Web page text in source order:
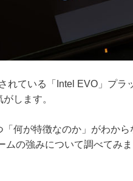
れている「Intel EVO」プラ
します。
「何が特徴なのか」がわか
ムの強みについて調べてみ